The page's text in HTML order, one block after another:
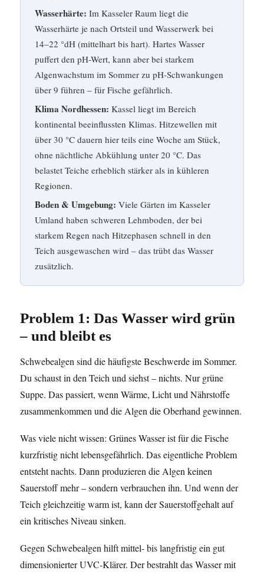
Wasserhärte: Im Kasseler Raum liegt die
Wasserhärte je nach Ortsteil und Wasserwerk bei
14–22 °dH (mittelhart bis hart). Hartes Wasser
puffert den pH-Wert, kann aber bei starkem
Algenwachstum im Sommer zu pH-Schwankungen
über 9 führen – für Fische gefährlich.
Klima Nordhessen: Kassel liegt im Bereich
kontinental beeinflussten Klimas. Hitzewellen mit
über 30 °C dauern hier teils eine Woche am Stück,
ohne nächtliche Abkühlung unter 20 °C. Das
belastet Teiche erheblich stärker als in kühleren
Regionen.
Boden & Umgebung: Viele Gärten im Kasseler
Umland haben schweren Lehmboden, der bei
starkem Regen nach Hitzephasen schnell in den
Teich ausgewaschen wird – das trübt das Wasser
zusätzlich.
Problem 1: Das Wasser wird grün
– und bleibt es
Schwebealgen sind die häufigste Beschwerde im Sommer.
Du schaust in den Teich und siehst – nichts. Nur grüne
Suppe. Das passiert, wenn Wärme, Licht und Nährstoffe
zusammenkommen und die Algen die Oberhand gewinnen.
Was viele nicht wissen: Grünes Wasser ist für die Fische
kurzfristig nicht lebensgefährlich. Das eigentliche Problem
entsteht nachts. Dann produzieren die Algen keinen
Sauerstoff mehr – sondern verbrauchen ihn. Und wenn der
Teich gleichzeitig warm ist, kann der Sauerstoffgehalt auf
ein kritisches Niveau sinken.
Gegen Schwebealgen hilft mittel- bis langfristig ein gut
dimensionierter UVC-Klärer. Der bestrahlt das Wasser mit